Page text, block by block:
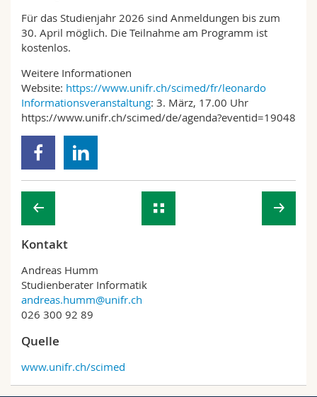
Für das Studienjahr 2026 sind Anmeldungen bis zum
30. April möglich. Die Teilnahme am Programm ist
kostenlos.
Weitere Informationen
Website: https://www.unifr.ch/scimed/fr/leonardo
Informationsveranstaltung: 3. März, 17.00 Uhr
https://www.unifr.ch/scimed/de/agenda?eventid=19048
Kontakt
Andreas Humm
Studienberater Informatik
andreas.humm@unifr.ch
026 300 92 89
Quelle
www.unifr.ch/scimed